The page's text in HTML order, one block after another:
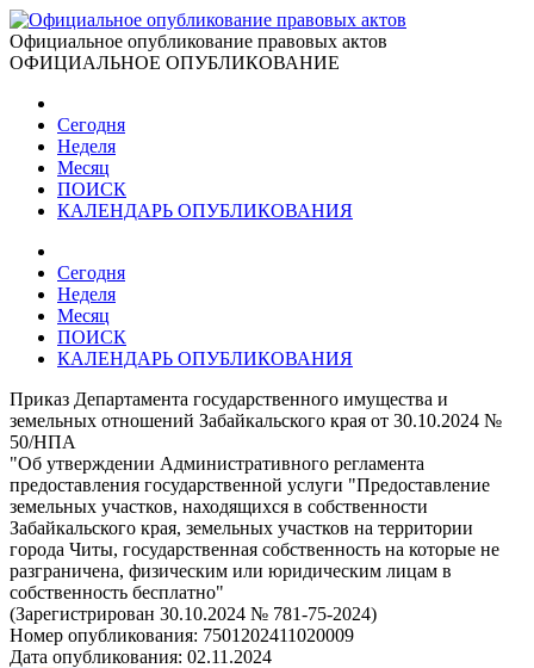
Официальное опубликование правовых актов
ОФИЦИАЛЬНОЕ ОПУБЛИКОВАНИЕ
Сегодня
Неделя
Месяц
ПОИСК
КАЛЕНДАРЬ ОПУБЛИКОВАНИЯ
Сегодня
Неделя
Месяц
ПОИСК
КАЛЕНДАРЬ ОПУБЛИКОВАНИЯ
Приказ Департамента государственного имущества и
земельных отношений Забайкальского края от 30.10.2024 №
50/НПА
"Об утверждении Административного регламента
предоставления государственной услуги "Предоставление
земельных участков, находящихся в собственности
Забайкальского края, земельных участков на территории
города Читы, государственная собственность на которые не
разграничена, физическим или юридическим лицам в
собственность бесплатно"
(Зарегистрирован 30.10.2024 № 781-75-2024)
Номер опубликования: 7501202411020009
Дата опубликования: 02.11.2024